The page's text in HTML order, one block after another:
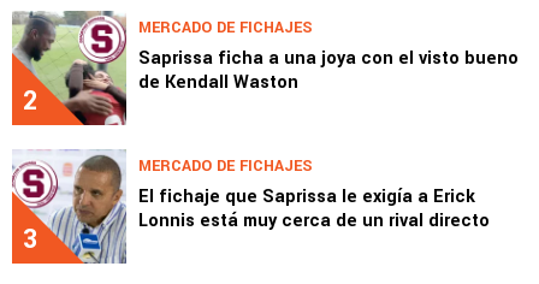
2
MERCADO DE FICHAJES
Saprissa ficha a una joya con el visto bueno
de Kendall Waston
3
MERCADO DE FICHAJES
El fichaje que Saprissa le exigía a Erick
Lonnis está muy cerca de un rival directo